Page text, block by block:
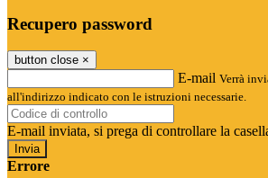
Recupero password
button close ×
E-mail Verrà
all'indirizzo indicato con le istruzioni necessarie.
E-mail inviata, si prega di controllare la
Errore